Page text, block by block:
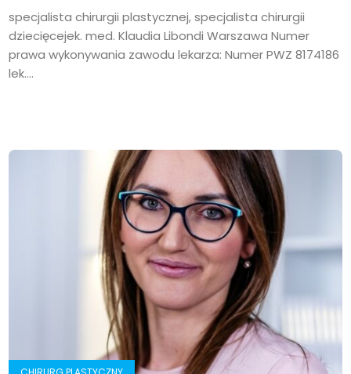
specjalista chirurgii plastycznej, specjalista chirurgii
dziecięcejek. med. Klaudia Libondi Warszawa Numer
prawa wykonywania zawodu lekarza: Numer PWZ 8174186
lek....